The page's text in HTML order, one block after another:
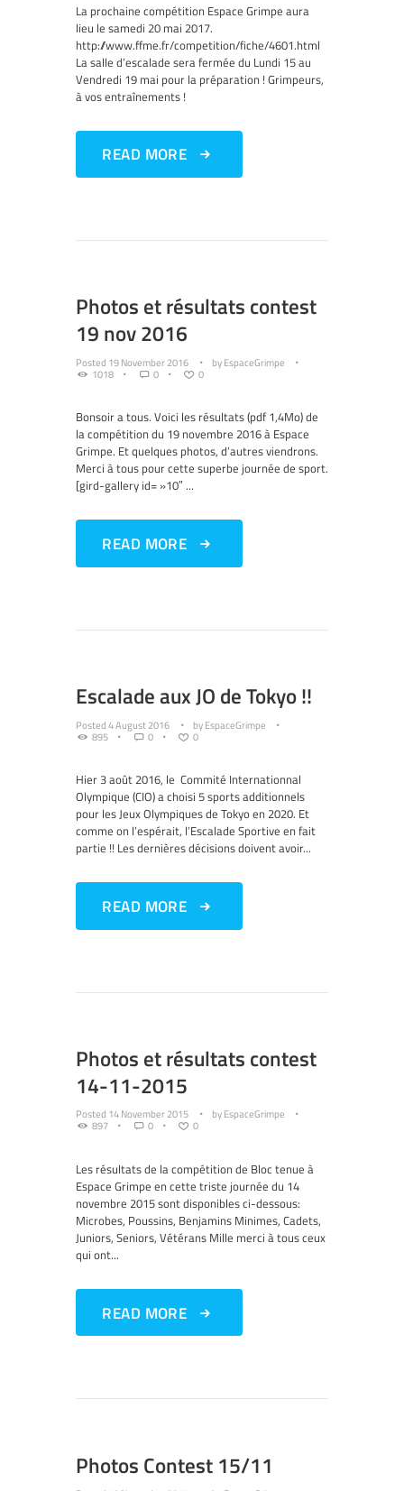
La prochaine compétition Espace Grimpe aura
lieu le samedi 20 mai 2017.
http://www.ffme.fr/competition/fiche/4601.html
La salle d’escalade sera fermée du Lundi 15 au
Vendredi 19 mai pour la préparation ! Grimpeurs,
à vos entraînements !
READ MORE
Photos et résultats contest
19 nov 2016
Posted 19 November 2016 byEspaceGrimpe
1018
0 0
Bonsoir a tous. Voici les résultats (pdf 1,4Mo) de
la compétition du 19 novembre 2016 à Espace
Grimpe. Et quelques photos, d’autres viendrons.
Merci à tous pour cette superbe journée de sport.
[gird-gallery id= »10″ ...
READ MORE
Escalade aux JO de Tokyo !!
Posted4 August 2016 byEspaceGrimpe
895
0 0
Hier 3 août 2016, le Commité Internationnal
Olympique (CIO) a choisi 5 sports additionnels
pour les Jeux Olympiques de Tokyo en 2020. Et
comme on l’espérait, l’Escalade Sportive en fait
partie !! Les dernières décisions doivent avoir...
READ MORE
Photos et résultats contest
14-11-2015
Posted 14 November 2015 byEspaceGrimpe
897
0 0
Les résultats de la compétition de Bloc tenue à
Espace Grimpe en cette triste journée du 14
novembre 2015 sont disponibles ci-dessous:
Microbes, Poussins, Benjamins Minimes, Cadets,
Juniors, Seniors, Vétérans Mille merci à tous ceux
qui ont...
READ MORE
Photos Contest 15/11